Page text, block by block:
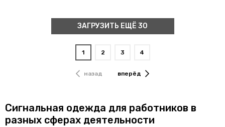
ЗАГРУЗИТЬ ЕЩЁ 30
назад
1 2 3 4
вперёд
Сигнальная одежда для работников в
разных сферах деятельности